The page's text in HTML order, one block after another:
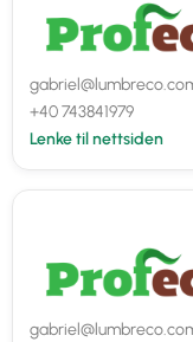
+40 743841979
Lenke til nettsiden